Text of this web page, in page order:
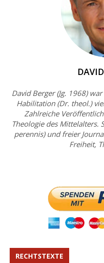
David Berger (Jg. 1968)
Habilitation (Dr. theol.)
Zahlreiche
Theologie des Mittelalters.
perennis) und freier
Freiheit,
RECHTSTEXTE